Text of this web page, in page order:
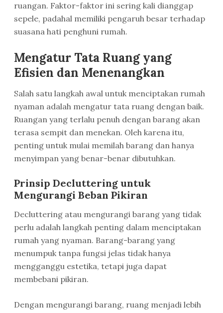
ruangan. Faktor-faktor ini sering kali dianggap
sepele, padahal memiliki pengaruh besar terhadap
suasana hati penghuni rumah.
Mengatur Tata Ruang yang
Efisien dan Menenangkan
Salah satu langkah awal untuk menciptakan rumah
nyaman adalah mengatur tata ruang dengan baik.
Ruangan yang terlalu penuh dengan barang akan
terasa sempit dan menekan. Oleh karena itu,
penting untuk mulai memilah barang dan hanya
menyimpan yang benar-benar dibutuhkan.
Prinsip Decluttering untuk
Mengurangi Beban Pikiran
Decluttering atau mengurangi barang yang tidak
perlu adalah langkah penting dalam menciptakan
rumah yang nyaman. Barang-barang yang
menumpuk tanpa fungsi jelas tidak hanya
mengganggu estetika, tetapi juga dapat
membebani pikiran.
Dengan mengurangi barang, ruang menjadi lebih